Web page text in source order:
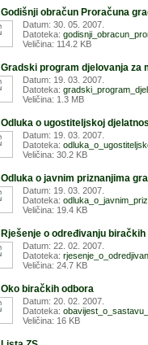
Godišnji obračun Proračuna
Datum: 30. 05. 2007.
Datoteka:
Veličina: 114.2 KB
Gradski program djelovanja za
Datum: 19. 03. 2007.
Datoteka:
Veličina: 1.3 MB
Odluka o ugostiteljskoj
Datum: 19. 03. 2007.
Datoteka:
Veličina: 30.2 KB
Odluka o javnim priznanjima
Datum: 19. 03. 2007.
Datoteka:
Veličina: 19.4 KB
Rješenje o određivanju biračkih
Datum: 22. 02. 2007.
Datoteka:
Veličina: 24.7 KB
Oko biračkih odbora
Datum: 20. 02. 2007.
Datoteka:
Veličina: 16 KB